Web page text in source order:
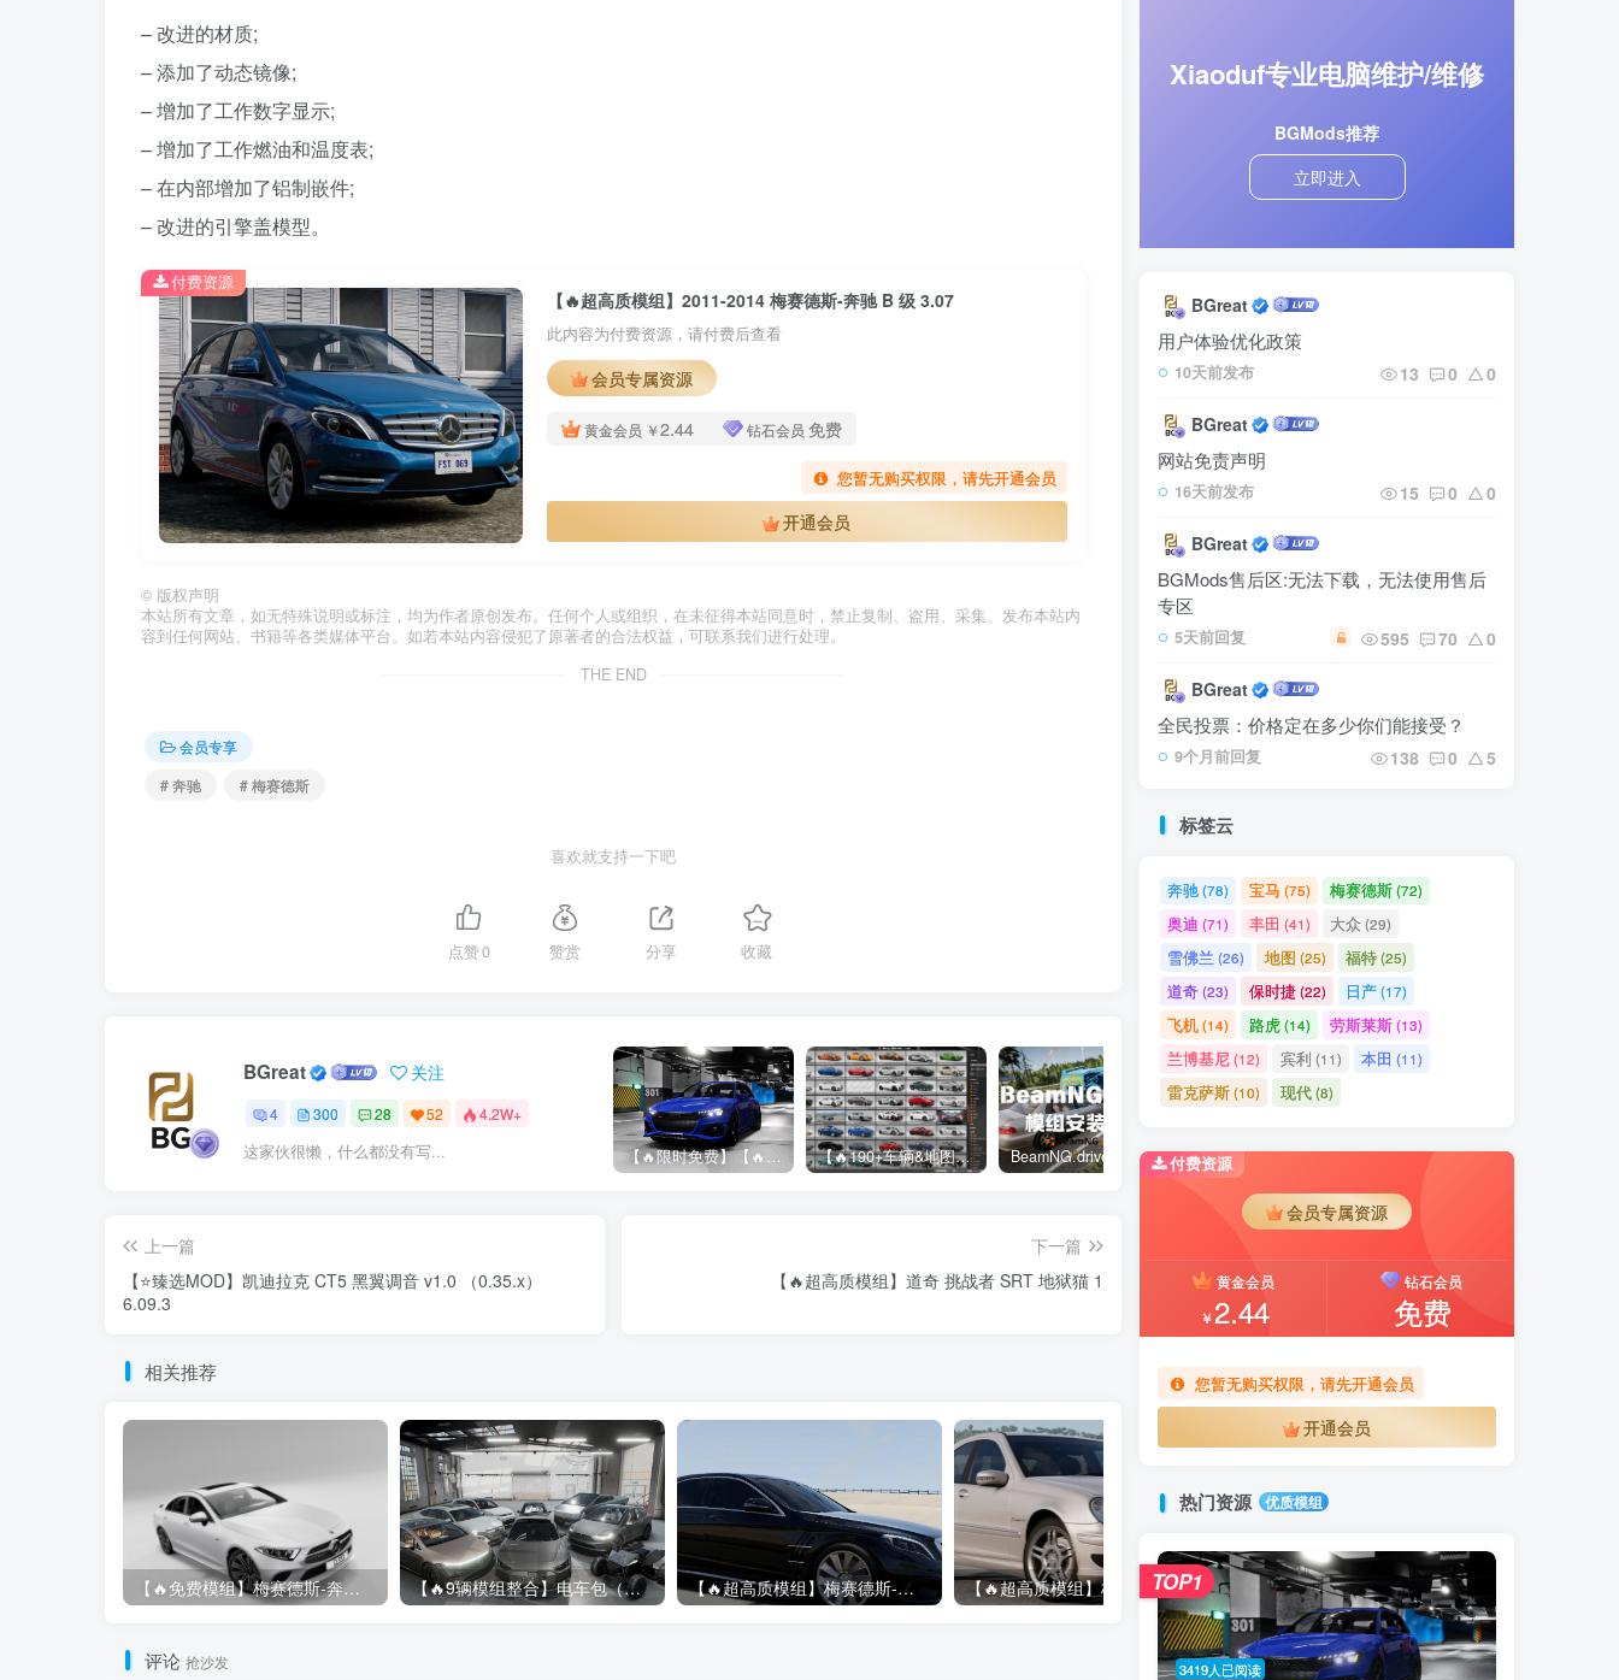
– 改进的材质;
– 添加了动态镜像;
– 增加了工作数字显示;
– 增加了工作燃油和温度表;
– 在内部增加了铝制嵌件;
– 改进的引擎盖模型。
【🔥超高质模组】2011-2014 梅赛德斯-奔驰 B 级 3.07
此内容为付费资源，请付费后查看
会员专属资源
黄金会员 ￥2.44 钻石会员 免费
您暂无购买权限，请先开通会员
开通会员
付费资源
© 版权声明
本站所有文章，如无特殊说明或标注，均为作者原创发布。任何个人或组织，在未征得本站同意时，禁止复制、盗用、采集、发布本站内
容到任何网站、书籍等各类媒体平台。如若本站内容侵犯了原著者的合法权益，可联系我们进行处理。
THE END
会员专享
# 奔驰
# 梅赛德斯
喜欢就支持一下吧
点赞0 赞赏 分享 收藏
BGreat 关注
4 300 28 52 4.2W+
这家伙很懒，什么都没有写... 【🔥限时免费】【🔥超高质模组】2022 奥迪 A4/S4/RS4 Avant 2.61 【🔥190+车辆&地图】BeamNG整合包 BeamNG.drive 模组安装指南 【🛠️必装补丁】玻璃贴图修复补丁
上一篇
【⭐臻选MOD】凯迪拉克 CT5 黑翼调音 v1.0 （0.35.x）
6.09.3
下一篇
【🔥超高质模组】道奇 挑战者 SRT 地狱猫 1
相关推荐
【🔥免费模组】梅赛德斯-奔驰CLS53 [免费] 【🔥9辆模组整合】电车包（特斯拉，奥迪，理想，梅赛德斯） 【🔥超高质模组】梅赛德斯-奔驰 S 级 （W222） 2.18 【🔥超高质模组】梅赛德斯-奔驰 C 级 W203 v5.0 （0.35.x） 2.4 【⭐臻选MOD】路虎 Rangr Rover 2024 1.8
评论 抢沙发
Xiaoduf专业电脑维护/维修
BGMods推荐
立即进入
BGreat
用户体验优化政策
10天前发布 13 0 0
BGreat
网站免责声明
16天前发布 15 0 0
BGreat
BGMods售后区:无法下载，无法使用售后
专区
5天前回复 595 70 0
BGreat
全民投票：价格定在多少你们能接受？
9个月前回复 138 0 5
标签云
奔驰(78) 宝马 (75) 梅赛德斯(72)
奥迪 (71) 丰田 (41) 大众(29)
雪佛兰 (26) 地图 (25) 福特(25)
道奇(23) 保时捷(22) 日产(17)
飞机(14) 路虎(14) 劳斯莱斯(13)
兰博基尼(12) 宾利 (11) 本田 (11)
雷克萨斯(10) 现代(8)
付费资源
会员专属资源
黄金会员
￥2.44
钻石会员
免费
您暂无购买权限，请先开通会员
开通会员
热门资源 优质模组
3419人已阅读
TOP1